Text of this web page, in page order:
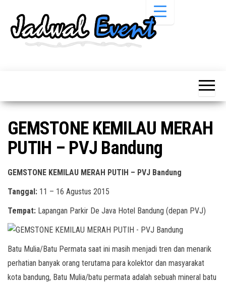
Pameran,
Acara &
Promo
Terbaru
Pameran,
Bazaar,
Workshop,
Job Fair,
Lomba dll.
GEMSTONE KEMILAU MERAH
PUTIH – PVJ Bandung
GEMSTONE KEMILAU MERAH PUTIH – PVJ Bandung
Tanggal: 11 – 16 Agustus 2015
Tempat: Lapangan Parkir De Java Hotel Bandung (depan PVJ)
Batu Mulia/Batu Permata saat ini masih menjadi tren dan menarik
perhatian banyak orang terutama para kolektor dan masyarakat
kota bandung, Batu Mulia/batu permata adalah sebuah mineral batu